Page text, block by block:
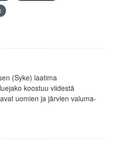
(Syke) laatima
koostuu viidestä
uomien ja järvien valuma-